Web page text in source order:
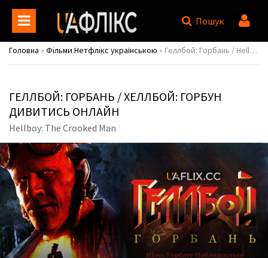
Пошук
Головна » Фільми Нетфлікс українською » Геллбой: Горбань / Hellboy: The Crooked Man / Хеллбой: Горбун
ГЕЛЛБОЙ: ГОРБАНЬ / ХЕЛЛБОЙ: ГОРБУН
ДИВИТИСЬ ОНЛАЙН
Hellboy: The Crooked Man